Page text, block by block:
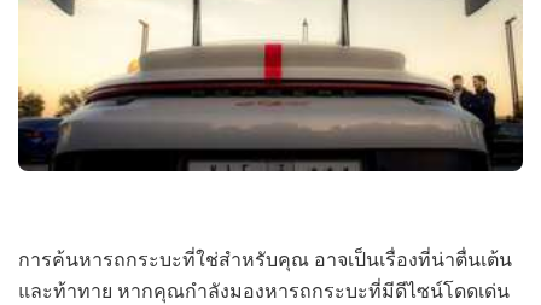
การค้นหารถกระบะที่ใช่สำหรับคุณ อาจเป็นเรื่องที่น่าตื่นเต้น
และท้าทาย หากคุณกำลังมองหารถกระบะที่มีดีไซน์โดดเด่น